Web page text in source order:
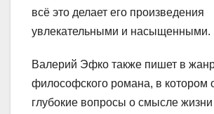
всё это делает его произведения
увлекательными и насыщенными.
Валерий Эфко также пишет в
философского романа, в котором
глубокие вопросы о смысле жизни